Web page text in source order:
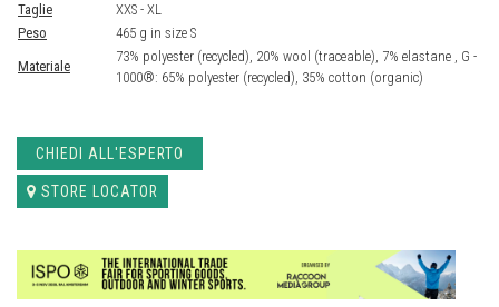
per le attività di tutto l'anno.
Cappuccio aderente.
Tasca verticale sul petto con cerniera.
Taglie
XXS - XL
Peso
465 g in size S
Materiale
73% polyester (recycled), 20% wool (traceable), 7% elastane , G -
1000®: 65% polyester (recycled), 35% cotton (organic)
CHIEDI ALL'ESPERTO
STORE LOCATOR